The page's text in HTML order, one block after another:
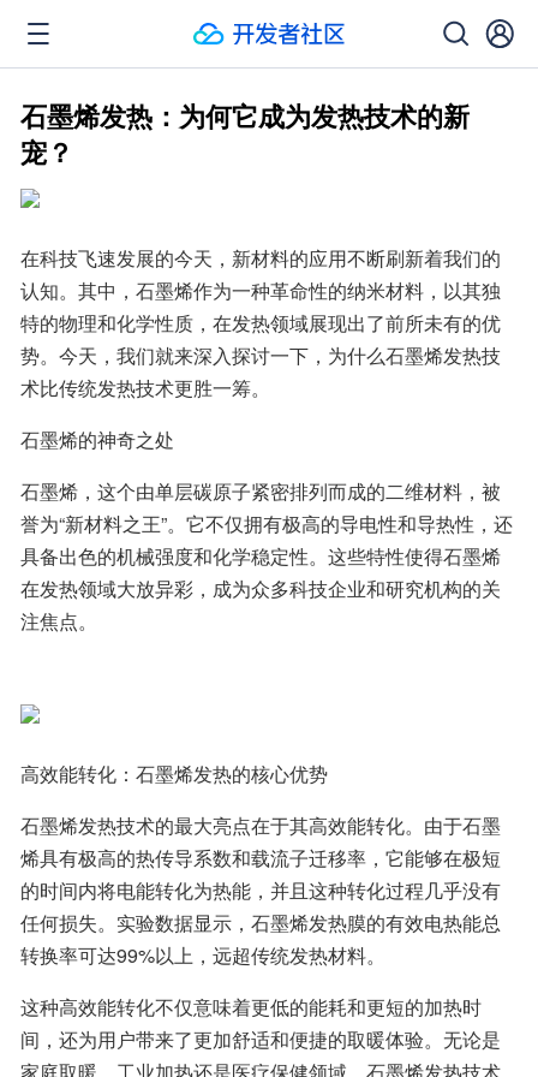
石墨烯发热：为何它成为发热技术的新
宠？
在科技飞速发展的今天，新材料的应用不断刷新着我们的
认知。其中，石墨烯作为一种革命性的纳米材料，以其独
特的物理和化学性质，在发热领域展现出了前所未有的优
势。今天，我们就来深入探讨一下，为什么石墨烯发热技
术比传统发热技术更胜一筹。
石墨烯的神奇之处
石墨烯，这个由单层碳原子紧密排列而成的二维材料，被
誉为“新材料之王”。它不仅拥有极高的导电性和导热性，还
具备出色的机械强度和化学稳定性。这些特性使得石墨烯
在发热领域大放异彩，成为众多科技企业和研究机构的关
注焦点。
高效能转化：石墨烯发热的核心优势
石墨烯发热技术的最大亮点在于其高效能转化。由于石墨
烯具有极高的热传导系数和载流子迁移率，它能够在极短
的时间内将电能转化为热能，并且这种转化过程几乎没有
任何损失。实验数据显示，石墨烯发热膜的有效电热能总
转换率可达99%以上，远超传统发热材料。
这种高效能转化不仅意味着更低的能耗和更短的加热时
间，还为用户带来了更加舒适和便捷的取暖体验。无论是